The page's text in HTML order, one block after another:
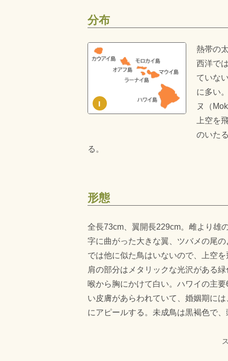
分布
I
熱帯の
西洋で
ていな
に多い
ヌ（
上空を
のいた
る。
形態
全長73cm、翼開長229cm。雌より雄
字に曲がった大きな翼、ツバメの尾
では他に似た鳥はいないので、上空
肩の部分はメタリックな光沢がある
喉から胸にかけて白い。ハワイの主
い皮膚があらわれていて、婚姻期に
にアピールする。未成鳥は黒褐色で